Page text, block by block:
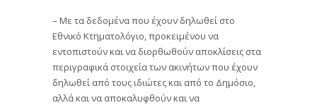
– Με τα δεδομένα που έχουν δηλωθεί στο
Εθνικό Κτηματολόγιο, προκειμένου να
εντοπιστούν και να διορθωθούν αποκλίσεις στα
περιγραφικά στοιχεία των ακινήτων που έχουν
δηλωθεί από τους ιδιώτες και από το Δημόσιο,
αλλά και να αποκαλυφθούν και να